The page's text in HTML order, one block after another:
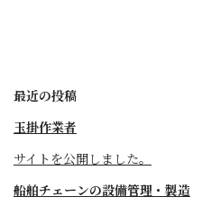
最近の投稿
玉掛作業者
サイトを公開しました。
船舶チェーンの設備管理・製造